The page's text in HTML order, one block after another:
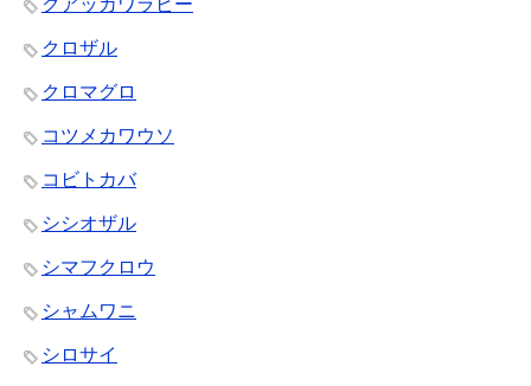
クロザル
クロマグロ
コツメカワウソ
コビトカバ
シシオザル
シマフクロウ
シャムワニ
シロサイ